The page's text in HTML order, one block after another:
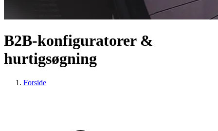
B2B-konfiguratorer &
hurtigsøgning
Forside